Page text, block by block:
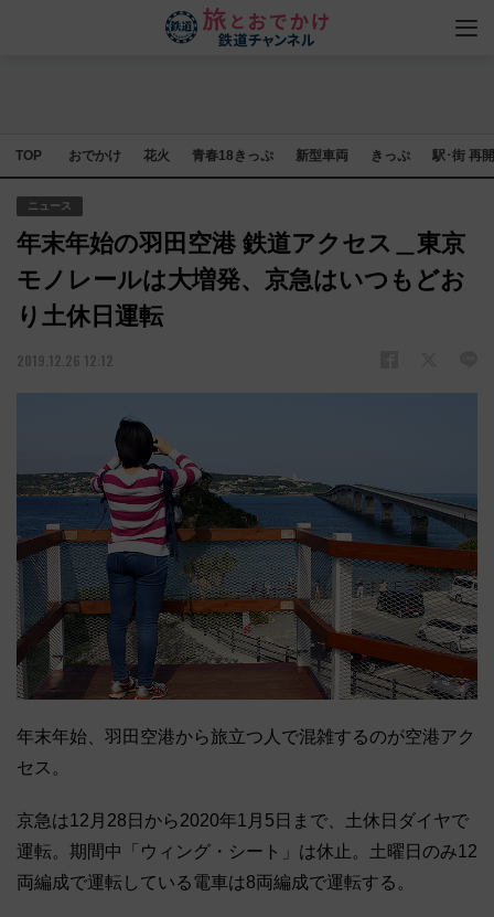
TOP おでかけ 花火 青春18きっぷ 新型車両 きっぷ 駅･街 再
ニュース
年末年始の羽田空港 鉄道アクセス＿東京
モノレールは大増発、京急はいつもどお
り土休日運転
2019.12.26 12:12
年末年始、羽田空港から旅立つ人で混雑するのが空港アク
セス。
京急は12月28日から2020年1月5日まで、土休日ダイヤで
運転。期間中「ウィング・シート」は休止。土曜日のみ12
両編成で運転している電車は8両編成で運転する。